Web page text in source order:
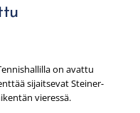
on avattu
sijaitsevat Steiner-
vieressä.